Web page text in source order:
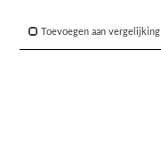
Toevoegen aan vergelijking